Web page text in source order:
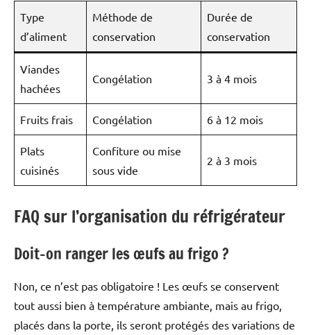
Type
d’aliment
Méthode de
conservation
Durée de
conservation
Viandes
hachées
Congélation 3 à 4 mois
Fruits frais Congélation 6 à 12 mois
Plats
cuisinés
Confiture ou mise
sous vide
2 à 3 mois
FAQ sur l’organisation du réfrigérateur
Doit-on ranger les œufs au frigo ?
Non, ce n’est pas obligatoire ! Les œufs se conservent
tout aussi bien à température ambiante, mais au frigo,
placés dans la porte, ils seront protégés des variations de